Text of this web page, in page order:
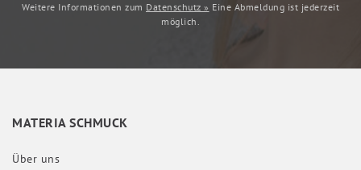
Weitere Informationen zum Datenschutz » Eine Abmeldung ist jederzeit
möglich.
MATERIA SCHMUCK
Über uns